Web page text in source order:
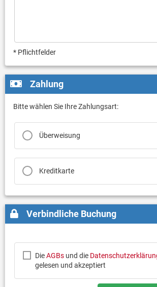
* Pflichtfelder
Zahlung
Bitte wählen Sie Ihre Zahlungsart:
Überweisung
Kreditkarte
Verbindliche Buchung
DieAGBsund die
gelesen und akzeptiert